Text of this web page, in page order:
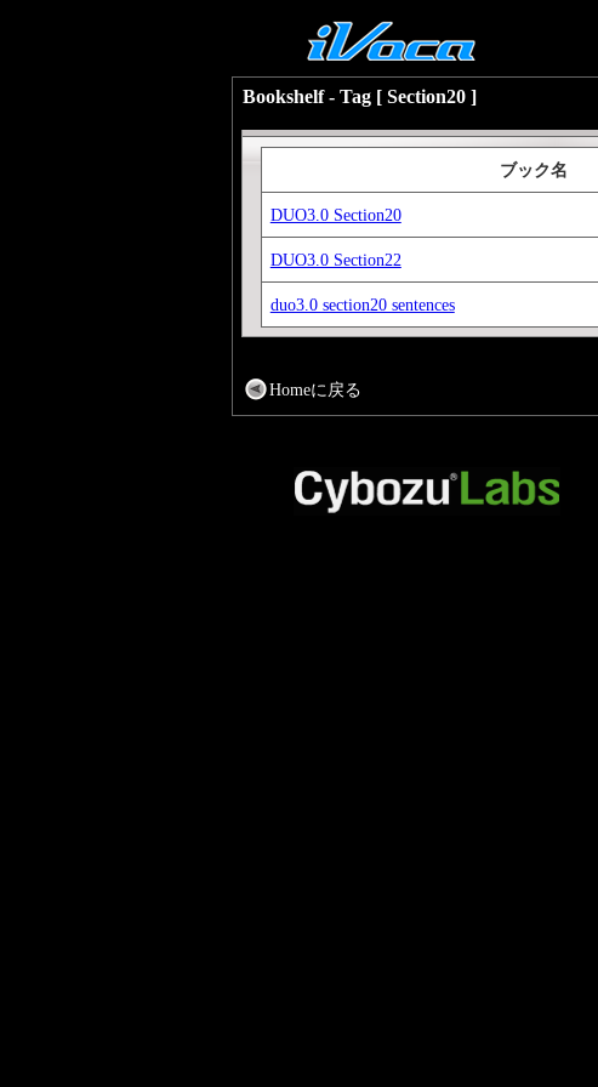
Bookshelf - Tag [ Section20 ]
ブック名
DUO3.0 Section20
DUO3.0 Section22
duo3.0 section20 sentences
Homeに戻る